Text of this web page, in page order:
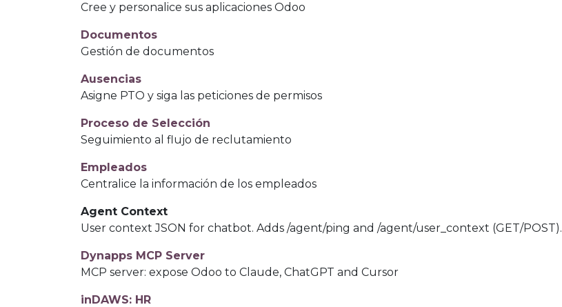
Cree y personalice sus aplicaciones Odoo
Documentos
Gestión de documentos
Ausencias
Asigne PTO y siga las peticiones de permisos
Proceso de Selección
Seguimiento al flujo de reclutamiento
Empleados
Centralice la información de los empleados
Agent Context
User context JSON for chatbot. Adds /agent/ping and /agent/user_context (GET/POST).
Dynapps MCP Server
MCP server: expose Odoo to Claude, ChatGPT and Cursor
inDAWS: HR